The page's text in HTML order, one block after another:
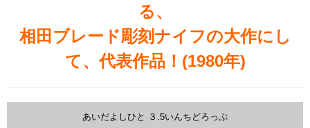
る、
相田ブレード彫刻ナイフの大作にし
て、代表作品！(1980年)
あいだよしひと ３.5いんちどろっぷ